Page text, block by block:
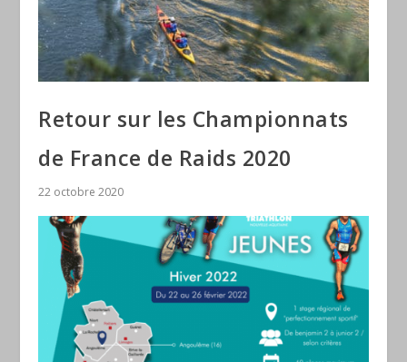
Retour sur les Championnats
de France de Raids 2020
22 octobre 2020